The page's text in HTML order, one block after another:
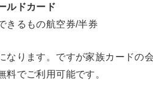
ルドカード
きるもの航空券/半券
なります。ですが家族カードの
料でご利用可能です。